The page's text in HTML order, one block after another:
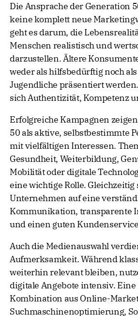
Die Ansprache der Generation
keine komplett neue
geht es darum, die
Menschen realistisch und
darzustellen. Ältere
weder als hilfsbedürftig noch
Jugendliche präsentiert
sich Authentizität, Kompetenz
Erfolgreiche Kampagnen
50 als aktive, selbstbestimmte
mit vielfältigen Interessen.
Gesundheit, Weiterbildung,
Mobilität oder digitale
eine wichtige Rolle. Gleichzeitig
Unternehmen auf eine
Kommunikation, transparente
und einen guten
Auch die Medienauswahl
Aufmerksamkeit. Während
weiterhin relevant bleiben,
digitale Angebote intensiv.
Kombination aus Online-
Suchmaschinenoptimierung,